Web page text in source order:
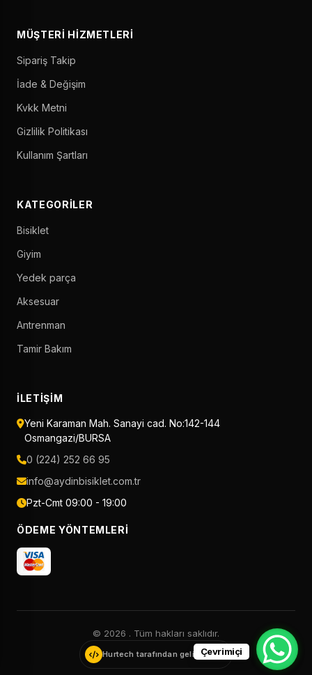
MÜŞTERI HIZMETLERI
Sipariş Takip
İade & Değişim
Kvkk Metni
Gizlilik Politikası
Kullanım Şartları
KATEGORILER
Bisiklet
Giyim
Yedek parça
Aksesuar
Antrenman
Tamir Bakım
İLETIŞIM
Yeni Karaman Mah. Sanayi cad. No:142-144
Osmangazi/BURSA
0 (224) 252 66 95
info@aydinbisiklet.com.tr
Pzt-Cmt 09:00 - 19:00
ÖDEME YÖNTEMLERI
© 2026 . Tüm hakları saklıdır.
Hurtech tarafından geliştirildiÇevrimiçi